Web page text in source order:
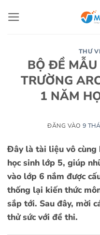
qua
THƯ
BỘ ĐỀ
TRƯỜNG
1 NĂM
ĐĂNG VÀO 9
Đây là tài liệu vô cùng
học sinh lớp 5, giúp
vào lớp 6 nắm được
thống lại kiến thức
sắp tới. Sau đây, mời
thử sức với đề thi.